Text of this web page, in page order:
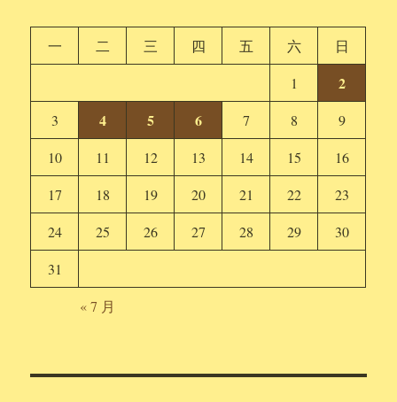
一 二 三 四 五 六
日
1
2
3 4 5 6 7 8
9
10
11 12 13 14 15
16
17
18 19 20 21 22
23
24
25 26 27 28 29
30
31
« 7 月